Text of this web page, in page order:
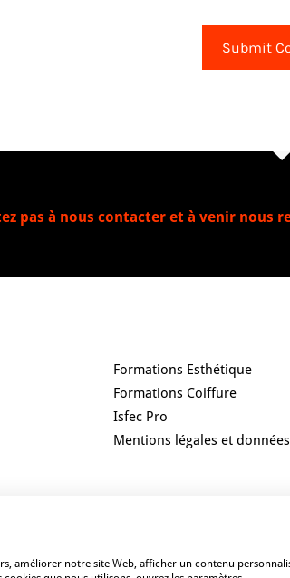
pas à nous contacter et à venir nous
Formations Esthétique
Formations Coiffure
Isfec Pro
Mentions légales et
améliorer notre site Web, afficher un contenu